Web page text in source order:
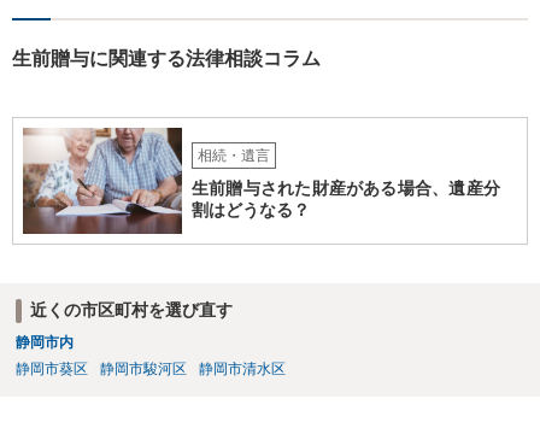
生前贈与に関連する法律相談コラム
相続・遺言
生前贈与された財産がある場合、遺産分
割はどうなる？
近くの市区町村を選び直す
静岡市内
静岡市葵区
静岡市駿河区 静岡市清水区